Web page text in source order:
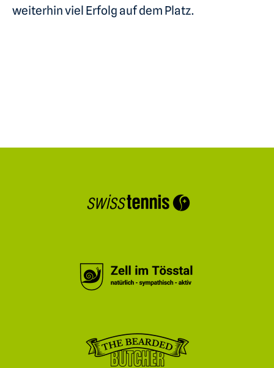
weiterhin viel Erfolg auf dem Platz.